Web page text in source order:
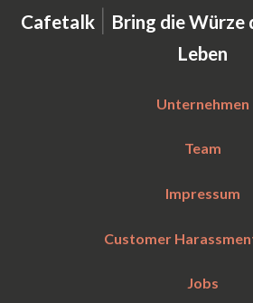
Cafetalk | Bring die Würze
Leben
Unternehmen
Team
Impressum
Customer
Jobs